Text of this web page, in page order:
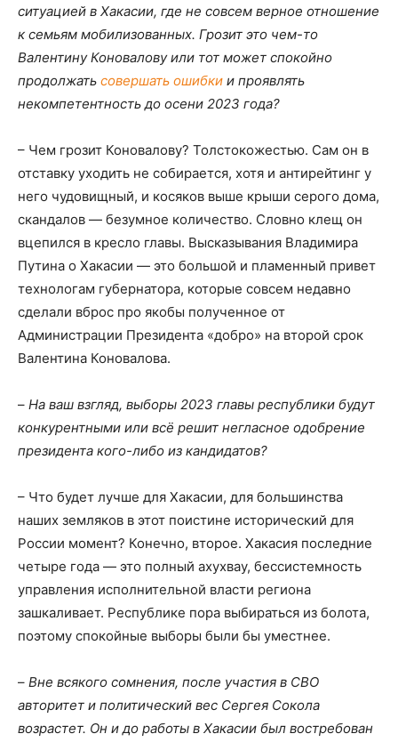
ситуацией в Хакасии, где не совсем верное отношение
к семьям мобилизованных. Грозит это чем-то
Валентину Коновалову или тот может спокойно
продолжать совершать ошибки и проявлять
некомпетентность до осени 2023 года?
– Чем грозит Коновалову? Толстокожестью. Сам он в
отставку уходить не собирается, хотя и антирейтинг у
него чудовищный, и косяков выше крыши серого дома,
скандалов — безумное количество. Словно клещ он
вцепился в кресло главы. Высказывания Владимира
Путина о Хакасии — это большой и пламенный привет
технологам губернатора, которые совсем недавно
сделали вброс про якобы полученное от
Администрации Президента «добро» на второй срок
Валентина Коновалова.
– На ваш взгляд, выборы 2023 главы республики будут
конкурентными или всё решит негласное одобрение
президента кого-либо из кандидатов?
– Что будет лучше для Хакасии, для большинства
наших земляков в этот поистине исторический для
России момент? Конечно, второе. Хакасия последние
четыре года — это полный ахухвау, бессистемность
управления исполнительной власти региона
зашкаливает. Республике пора выбираться из болота,
поэтому спокойные выборы были бы уместнее.
– Вне всякого сомнения, после участия в СВО
авторитет и политический вес Сергея Сокола
возрастет. Он и до работы в Хакасии был востребован